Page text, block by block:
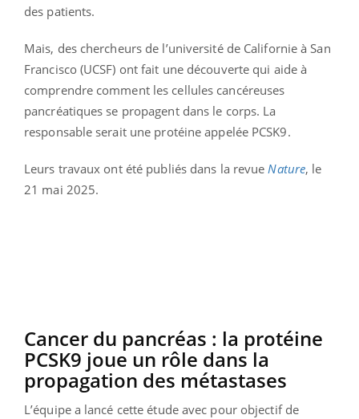
des patients.
Mais, des chercheurs de l’université de Californie à San
Francisco (UCSF) ont fait une découverte qui aide à
comprendre comment les cellules cancéreuses
pancréatiques se propagent dans le corps. La
responsable serait une protéine appelée PCSK9.
Leurs travaux ont été publiés dans la revueNature, le
21 mai 2025.
Cancer du pancréas : la protéine
PCSK9 joue un rôle dans la
propagation des métastases
L’équipe a lancé cette étude avec pour objectif de